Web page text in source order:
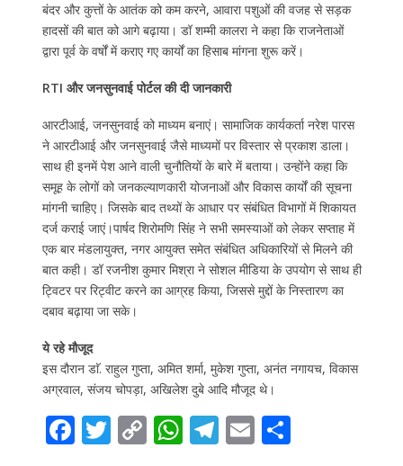
बंदर और कुत्तों के आतंक को कम करने, आवारा पशुओं की वजह से सड़क
हादसों की बात को आगे बढ़ाया। डॉ शम्मी कालरा ने कहा कि राजनेताओं
द्वारा पूर्व के वर्षों में कराए गए कार्यों का हिसाब मांगना शुरू करें।
RTI और जनसुनवाई पोर्टल की दी जानकारी
आरटीआई, जनसुनवाई को माध्यम बनाएं। सामाजिक कार्यकर्ता नरेश पारस
ने आरटीआई और जनसुनवाई जैसे माध्यमों पर विस्तार से प्रकाश डाला।
साथ ही इनमें पेश आने वाली चुनौतियों के बारे में बताया। उन्होंने कहा कि
समूह के लोगों को जनकल्याणकारी योजनाओं और विकास कार्यों की सूचना
मांगनी चाहिए। जिसके बाद तथ्यों के आधार पर संबंधित विभागों में शिकायत
दर्ज कराई जाएं।पार्षद शिरोमणि सिंह ने सभी समस्याओं को लेकर सप्ताह में
एक बार मंडलायुक्त, नगर आयुक्त समेत संबंधित अधिकारियों से मिलने की
बात कही। डॉ रजनीश कुमार मिश्रा ने सोशल मीडिया के उपयोग से साथ ही
ट्विटर पर रिट्वीट करने का आग्रह किया, जिससे मुद्दों के निस्तारण का
दबाव बढ़ाया जा सके।
ये रहे मौजूद
इस दौरान डाॅ. राहुल गुप्ता, अमित शर्मा, मुकेश गुप्ता, अनंत नगायच, विकास
अग्रवाल, संजय चोपड़ा, अखिलेश दुबे आदि मौजूद थे।
F T C W T E S